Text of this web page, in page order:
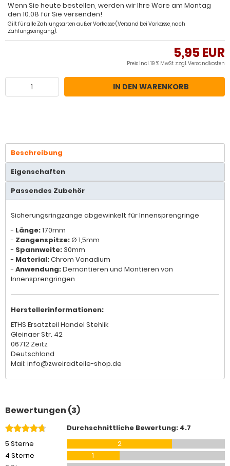
Wenn Sie heute bestellen, werden wir Ihre Ware am Montag
den 10.08 für Sie versenden!
Gilt für alle Zahlungsarten außer Vorkasse (Versand bei Vorkasse, nach
Zahlungseingang).
5,95 EUR
Preis incl. 19 % MwSt. zzgl.Versandkosten
IN DEN WARENKORB
Beschreibung
Eigenschaften
Passendes Zubehör
Sicherungsringzange abgewinkelt für Innensprengringe
- Länge:170mm
- Zangenspitze:Ø 1,5mm
- Spannweite:30mm
- Material:Chrom Vanadium
- Anwendung:Demontieren und Montieren von
Innensprengringen
Herstellerinformationen:
ETHS Ersatzteil Handel Stehlik
Gleinaer Str. 42
06712 Zeitz
Deutschland
Mail: info@zweiradteile-shop.de
Bewertungen (3)
Durchschnittliche Bewertung: 4.7
5 Sterne
2
4 Sterne
1